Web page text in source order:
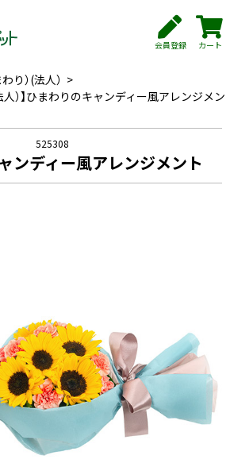
会員登録 カート
り）(法人） >
人）】ひまわりのキャンディー風アレンジメン
525308
ンディー風アレンジメント